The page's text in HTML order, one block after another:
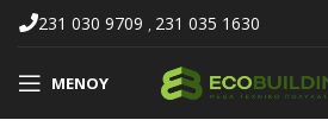
231 030 9709 , 231 035 1630
ΜΕΝΟΎ